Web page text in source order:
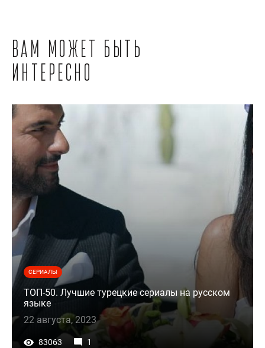
Вам может быть
интересно
СЕРИАЛЫ
ТОП-50. Лучшие турецкие сериалы на русском
языке
22 августа, 2023
83063 1